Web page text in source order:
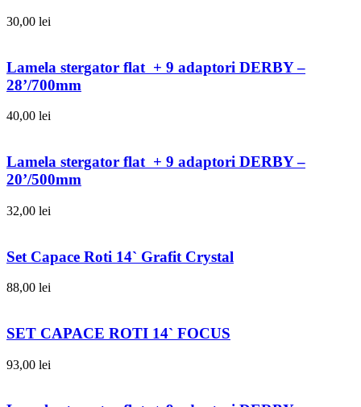
30,00 lei
Lamela stergator flat + 9 adaptori DERBY –
28’/700mm
40,00 lei
Lamela stergator flat + 9 adaptori DERBY –
20’/500mm
32,00 lei
Set Capace Roti 14` Grafit Crystal
88,00 lei
SET CAPACE ROTI 14` FOCUS
93,00 lei